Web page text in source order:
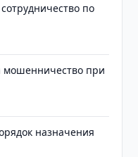
по
мошенничество при
назначения